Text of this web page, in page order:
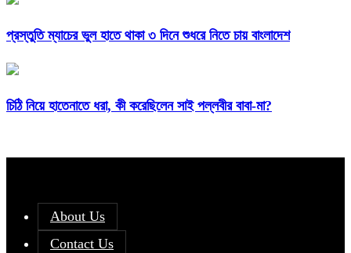
প্রস্তুতি ম্যাচের ভুল হাতে থাকা ৩ দিনে শুধরে নিতে চায় বাংলাদেশ
চিঠি নিয়ে হাতেনাতে ধরা, কী করেছিলেন সাই পল্লবীর বাবা-মা?
About Us
Contact Us